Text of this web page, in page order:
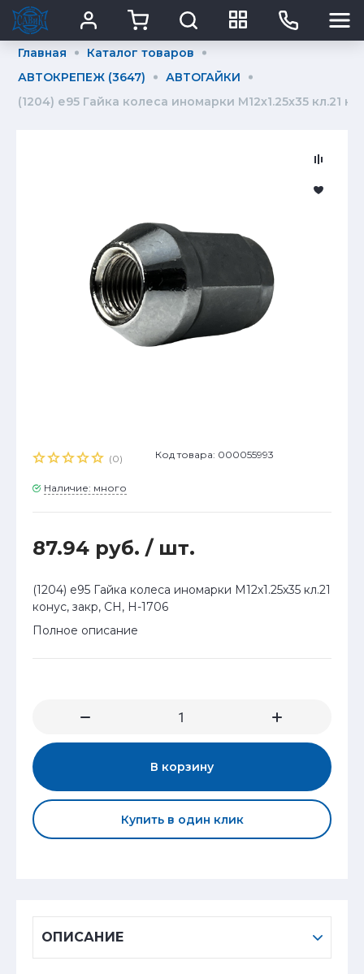
Главная
Каталог товаров
АВТОКРЕПЕЖ (3647)
АВТОГАЙКИ
(1204) е95 Гайка колеса иномарки М12х1.25х35 кл.21
(0) Код товара: 000055993
Наличие: много
87.94 руб. / шт.
(1204) е95 Гайка колеса иномарки М12х1.25х35 кл.21
конус, закр, СН, H-1706
Полное описание
В корзину
Купить в один клик
ОПИСАНИЕ